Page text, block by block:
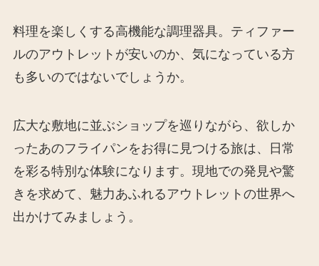
料理を楽しくする高機能な調理器具。ティファー
ルのアウトレットが安いのか、気になっている方
も多いのではないでしょうか。
広大な敷地に並ぶショップを巡りながら、欲しか
ったあのフライパンをお得に見つける旅は、日常
を彩る特別な体験になります。現地での発見や驚
きを求めて、魅力あふれるアウトレットの世界へ
出かけてみましょう。